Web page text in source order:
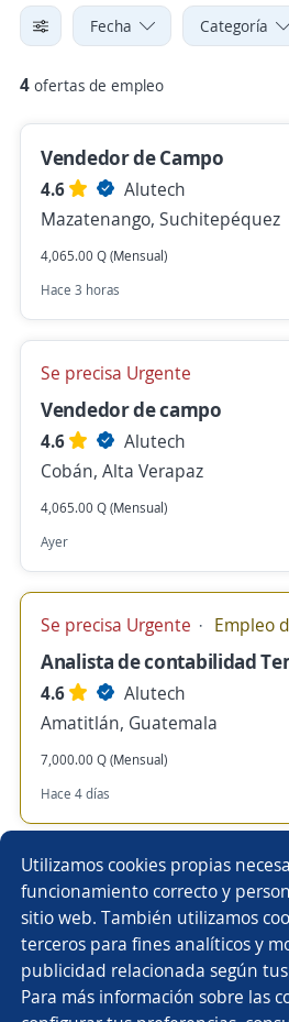
Utilizamos cookies propias
funcionamiento correcto y
sitio web. También utilizamos
terceros para fines analíticos y
publicidad relacionada según
Para más información sobre las
Fecha Categoría
4 ofertas de empleo
Vendedor de Campo
4.6
Alutech
Mazatenango, Suchitepéquez
4,065.00 Q (Mensual)
Hace 3 horas
Se precisa Urgente
Vendedor de campo
4.6
Alutech
Cobán, Alta Verapaz
4,065.00 Q (Mensual)
Ayer
Se precisa Urgente Empleo
Analista de contabilidad
4.6
Alutech
Amatitlán, Guatemala
7,000.00 Q (Mensual)
Hace 4 días
Se precisa Urgente Empleo
Piloto / Auxiliar de bodega
4.6
Alutech
Uspantán, Quiché